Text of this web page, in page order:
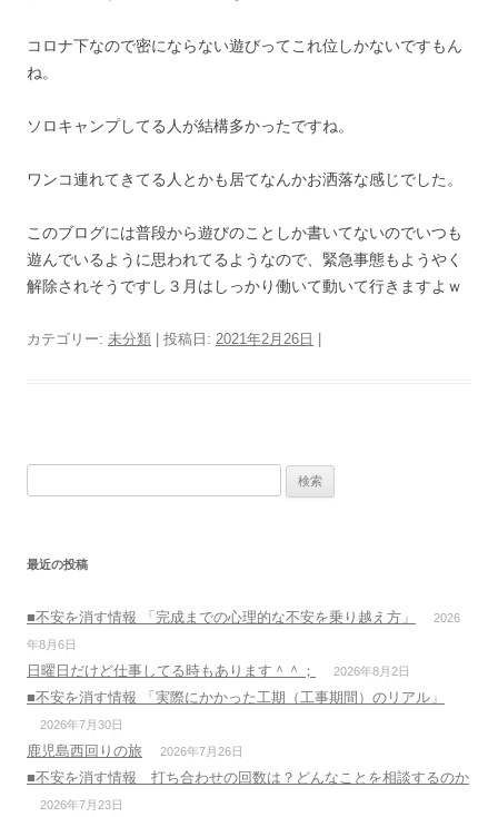
コロナ下なので密にならない遊びってこれ位しかないですもん
ね。
ソロキャンプしてる人が結構多かったですね。
ワンコ連れてきてる人とかも居てなんかお洒落な感じでした。
このブログには普段から遊びのことしか書いてないのでいつも
遊んでいるように思われてるようなので、緊急事態もようやく
解除されそうですし３月はしっかり働いて動いて行きますよｗ
カテゴリー: 未分類 | 投稿日: 2021年2月26日 |
索:
最近の投稿
■不安を消す情報 「完成までの心理的な不安を乗り越え方」
2026
年8月6日
日曜日だけど仕事してる時もあります＾＾； 2026年8月2日
■不安を消す情報 「実際にかかった工期（工事期間）のリアル」
2026年7月30日
鹿児島西回りの旅 2026年7月26日
■不安を消す情報 打ち合わせの回数は？どんなことを相談するのか
2026年7月23日